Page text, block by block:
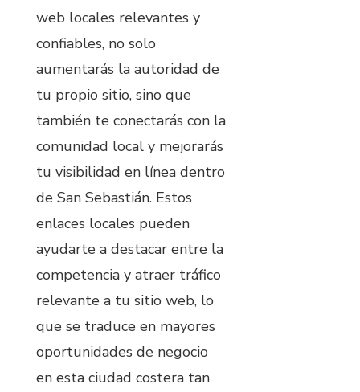
web locales relevantes y
confiables, no solo
aumentarás la autoridad de
tu propio sitio, sino que
también te conectarás con la
comunidad local y mejorarás
tu visibilidad en línea dentro
de San Sebastián. Estos
enlaces locales pueden
ayudarte a destacar entre la
competencia y atraer tráfico
relevante a tu sitio web, lo
que se traduce en mayores
oportunidades de negocio
en esta ciudad costera tan